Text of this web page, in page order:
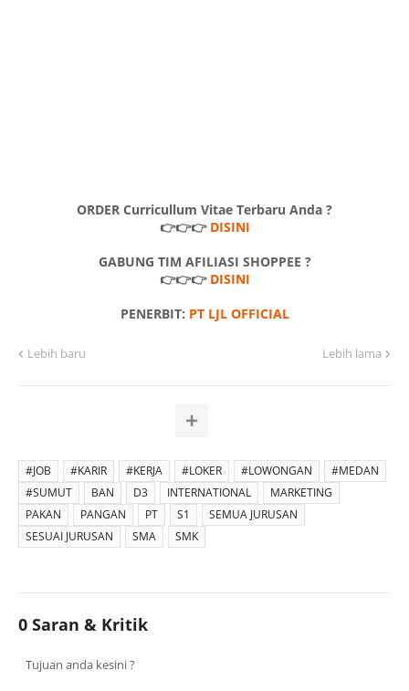
ORDER Curricullum Vitae Terbaru Anda ?
👉👉👉 DISINI
GABUNG TIM AFILIASI SHOPPEE ?
👉👉👉 DISINI
PENERBIT: PT LJL OFFICIAL
Lebih baru Lebih lama
#JOB #KARIR #KERJA #LOKER #LOWONGAN
#MEDAN
#SUMUT
BAN D3 INTERNATIONAL
MARKETING
PAKAN
PANGAN PT S1
SEMUA JURUSAN
SESUAI JURUSAN
SMA SMK
0 Saran & Kritik
Tujuan anda kesini ?